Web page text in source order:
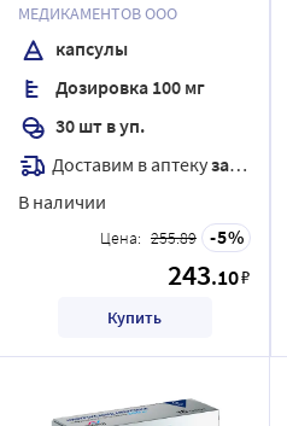
МЕДИКАМЕНТОВ ООО
капсулы
Дозировка 100 мг
30 шт в уп.
Доставим в аптекузавтра
В наличии
Цена: 255.89 5
243.10₽
Купить